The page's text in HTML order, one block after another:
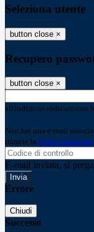
Seleziona utente
button close ×
Recupero
button close ×
all'indirizzo indicato con
Non hai una e-mail
tramite la Login Spaggiari
E-mail inviata, si
Errore
Chiudi
Successo